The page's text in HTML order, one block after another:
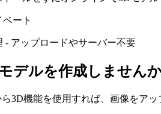
ート
- アップロードやサーバー不要
デルを作成しません
3D機能を使用すれば、画像をア